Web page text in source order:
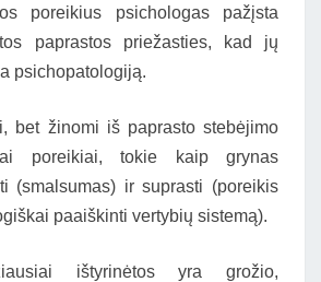
poreikius psichologas pažįsta
paprastos priežasties, kad jų
psichopatologiją.
bet žinomi iš paprasto stebėjimo
poreikiai, tokie kaip grynas
(smalsumas) ir suprasti (poreikis
paaiškinti vertybių sistemą).
ištyrinėtos yra grožio,